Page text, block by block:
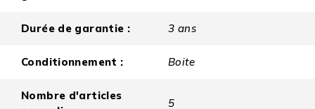
Durée de garantie : 3 ans
Conditionnement : Boite
Nombre d'articles
5